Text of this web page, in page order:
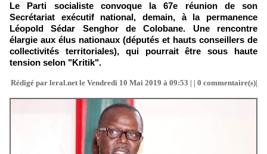
Le Parti socialiste convoque la 67e réunion de son
Secrétariat exécutif national, demain, à la permanence
Léopold Sédar Senghor de Colobane. Une rencontre
élargie aux élus nationaux (députés et hauts conseillers de
collectivités territoriales), qui pourrait être sous haute
tension selon "Kritik".
Rédigé par leral.net le Vendredi 10 Mai 2019 à 09:53 | | 0 commentaire(s)|